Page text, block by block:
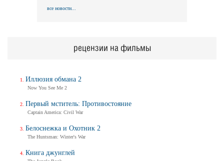
все новости...
рецензии на фильмы
Иллюзия обмана 2
Now You See Me 2
Первый мститель: Противостояние
Captain America: Civil War
Белоснежка и Охотник 2
The Huntsman: Winter's War
Книга джунглей